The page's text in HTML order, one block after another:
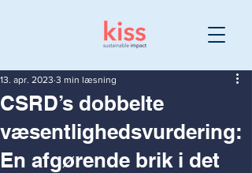
CSRD’s dobbelte
væsentlighedsvurdering:
En afgørende brik i det
13. apr. 2023 3 min læsning